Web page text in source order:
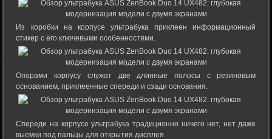
Из коробки на корпусе ультрабука приклеен информационный
стикер с его ключевыми особенностями.
Опорами корпусу служат две длинные полосы с резиновым
основанием, приклеенные спереди и сзади основания.
Спереди на корпусе ультрабука традиционно ничего нет, нет даже
выемки под пальцы для открытия дисплея.